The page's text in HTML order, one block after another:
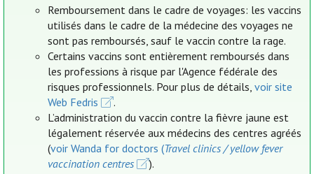
Remboursement dans le cadre de voyages: les vaccins
utilisés dans le cadre de la médecine des voyages ne
sont pas remboursés, sauf le vaccin contre la rage.
Certains vaccins sont entièrement remboursés dans
les professions à risque par l'Agence fédérale des
risques professionnels. Pour plus de détails,voir site
Web Fedris
.
L’administration du vaccin contre la fièvre jaune est
légalement réservée aux médecins des centres agréés
(voir Wanda for doctors (Travel clinics / yellow fever
vaccination centres
).